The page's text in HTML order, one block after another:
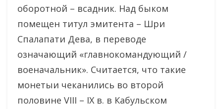
оборотной – всадник. Над быком
помещен титул эмитента – Шри
Спалапати Дева, в переводе
означающий «главнокомандующий /
военачальник». Считается, что такие
монетыи чеканились во второй
половине VIII – IX в. в Кабульском